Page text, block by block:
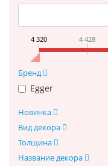
4 320 4 428
Бренд
Egger
Новинка
Вид декора
Толщина
Название декора